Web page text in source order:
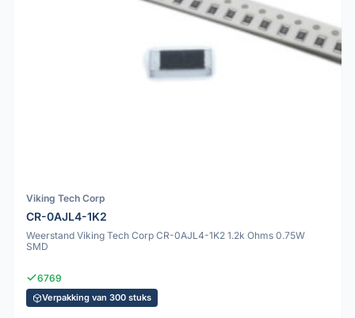
Viking Tech Corp
CR-0AJL4-1K2
Weerstand Viking Tech Corp CR-0AJL4-1K2 1.2k Ohms 0.75W
SMD
6769
Verpakking van 300 stuks